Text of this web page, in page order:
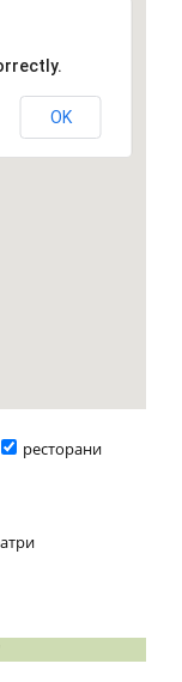
OK
ресторани